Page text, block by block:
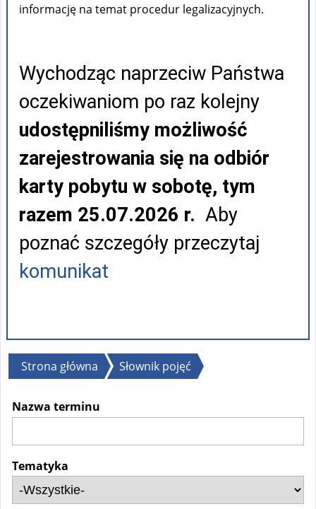
FAQ
Pouczenia
informację na temat procedur legalizacyjnych.
Wychodząc naprzeciw Państwa
oczekiwaniom po raz kolejny
udostępniliśmy możliwość
zarejestrowania się na odbiór
karty pobytu w sobotę, tym
razem 25.07.2026 r. Aby
poznać szczegóły przeczytaj
komunikat
Jesteś
Strona główna Słownik pojęć
Nazwa terminu
Tematyka